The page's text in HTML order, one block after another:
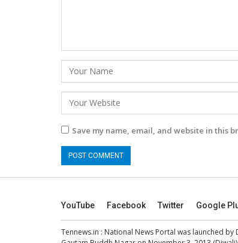
Save my name, email, and website in this
YouTube Facebook Twitter Google
Tennews.in : National News Portal was launched by